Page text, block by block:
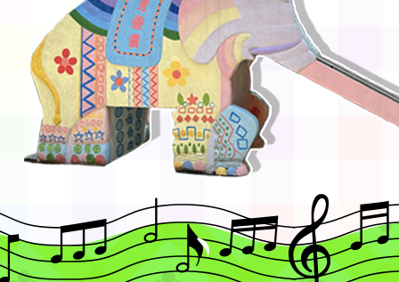
請一案